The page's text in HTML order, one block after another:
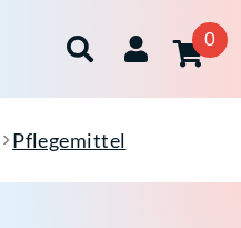
0
Pflegemittel